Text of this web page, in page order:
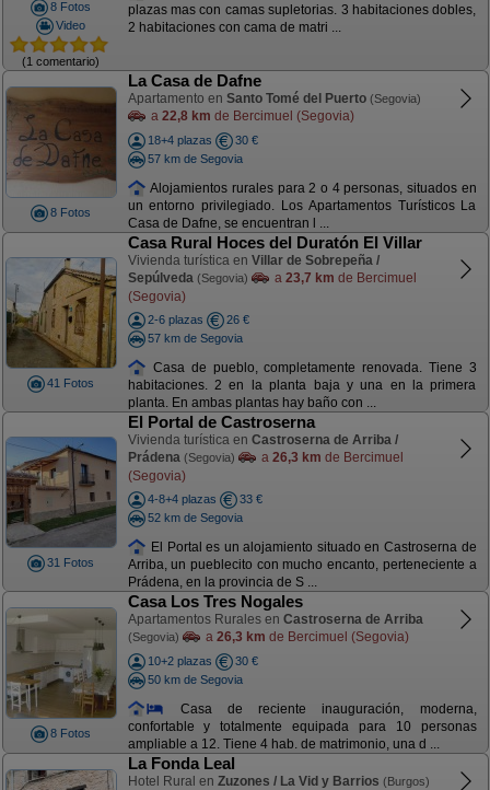
8 Fotos
Video
(1 comentario)
plazas mas con camas supletorias. 3 habitaciones dobles,
2 habitaciones con cama de matri ...
8 Fotos
La Casa de Dafne
Apartamento en Santo Tomé del Puerto (Segovia)
a 22,8 km de Bercimuel (Segovia)
18+4 plazas
30 €
57 km de Segovia
Alojamientos rurales para 2 o 4 personas, situados en
un entorno privilegiado. Los Apartamentos Turísticos La
Casa de Dafne, se encuentran l ...
41 Fotos
Casa Rural Hoces del Duratón El Villar
Vivienda turística en Villar de Sobrepeña /
Sepúlveda (Segovia) a 23,7 km de Bercimuel
(Segovia)
2-6 plazas
26 €
57 km de Segovia
Casa de pueblo, completamente renovada. Tiene 3
habitaciones. 2 en la planta baja y una en la primera
planta. En ambas plantas hay baño con ...
31 Fotos
El Portal de Castroserna
Vivienda turística en Castroserna de Arriba /
Prádena (Segovia) a 26,3 km de Bercimuel
(Segovia)
4-8+4 plazas
33 €
52 km de Segovia
El Portal es un alojamiento situado en Castroserna de
Arriba, un pueblecito con mucho encanto, perteneciente a
Prádena, en la provincia de S ...
8 Fotos
Casa Los Tres Nogales
Apartamentos Rurales en Castroserna de Arriba
(Segovia) a 26,3 km de Bercimuel (Segovia)
10+2 plazas
30 €
50 km de Segovia
Casa de reciente inauguración, moderna,
confortable y totalmente equipada para 10 personas
ampliable a 12. Tiene 4 hab. de matrimonio, una d ...
La Fonda Leal
Hotel Rural en Zuzones / La Vid y Barrios (Burgos)